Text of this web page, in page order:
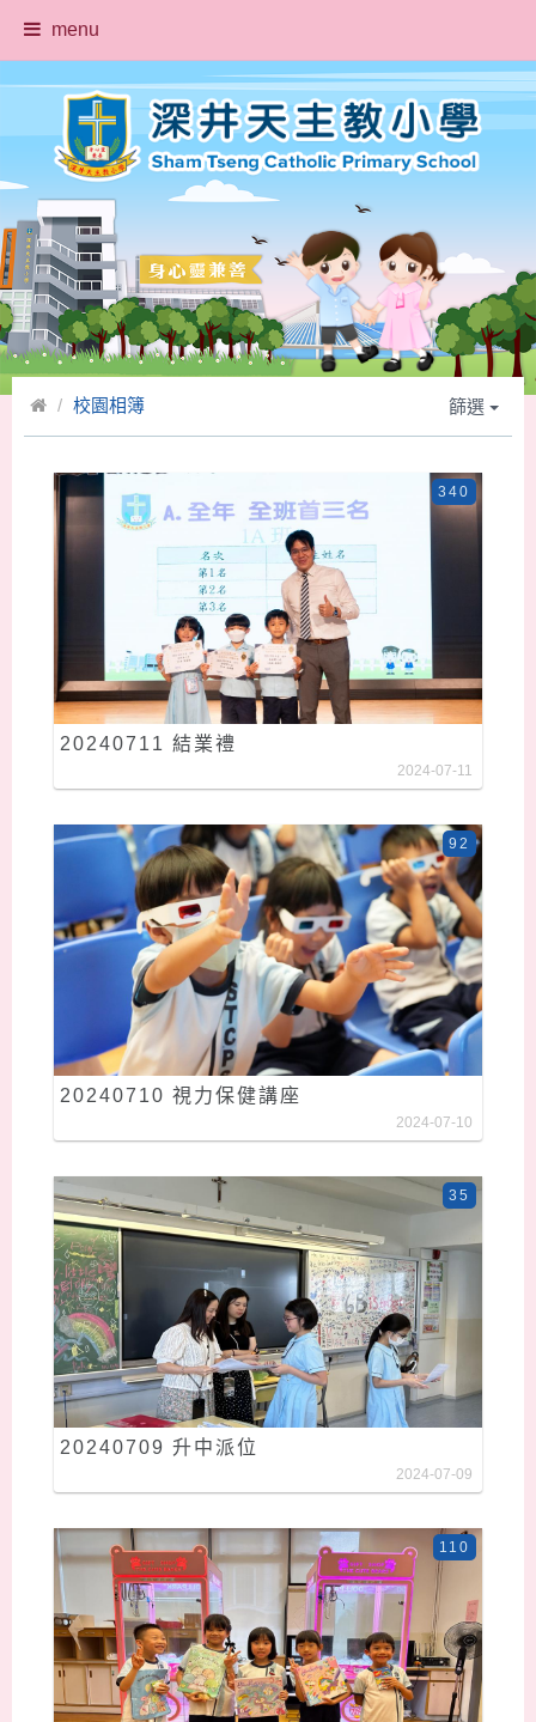
menu
校園相簿 篩選
20240711 結業禮
340
2024-07-11
20240710 視力保健講座
92
2024-07-10
20240709 升中派位
35
2024-07-09
110